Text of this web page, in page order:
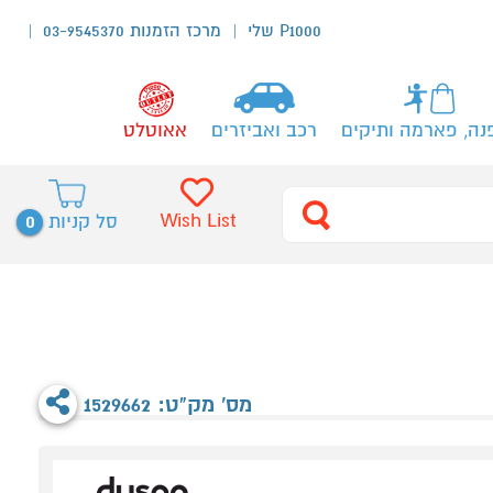
P1000 שלי מרכז הזמנות 03-9545370
פארמה ותיקים רכב ואביזרים אאוטלט
סל קניות 0 Wish List
מס' מק"ט: 1529662